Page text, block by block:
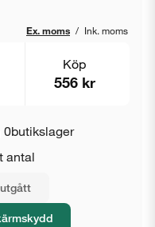
Ex. moms / Ink. moms
0butikslager
antal
Köp
556 kr